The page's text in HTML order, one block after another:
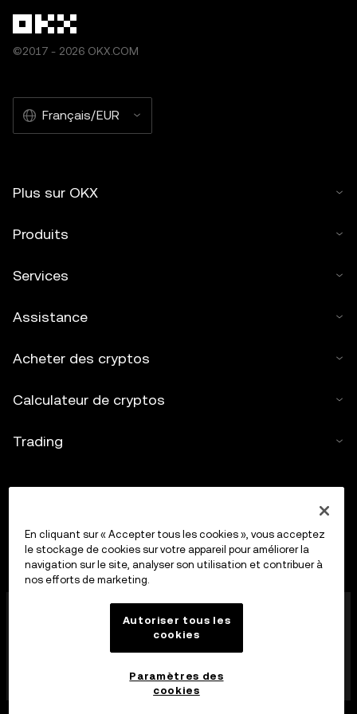
©2017 - 2026 OKX.COM
Français/EUR
Plus sur OKX
Produits
Services
Assistance
Acheter des cryptos
Calculateur de cryptos
Trading
OkX Europe Limited, opérant sous le nom commercial
OKX, est désormais une plateforme de trading de
cryptoactifs autorisée en tant que Fournisseur de
services de cryptoactifs par la MFSA conformément à
l’article 28 de la loi sur les marchés de cryptoactifs
(chapitre 647 des lois de Malte).
En cliquant sur « Accepter tous les cookies », vous acceptez
le stockage de cookies sur votre appareil pour améliorer la
navigation sur le site, analyser son utilisation et contribuer à
nos efforts de marketing.
Autoriser tous les
cookies
Paramètres des
cookies